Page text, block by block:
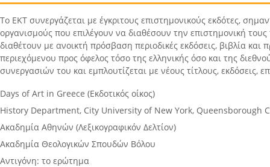
Το ΕΚΤ συνεργάζεται με έγκριτους επιστημονικούς εκδότες,
οργανισμούς που επιλέγουν να διαθέσουν την επιστημονική
διαθέτουν με ανοικτή πρόσβαση περιοδικές εκδόσεις, βιβλία
περιεχόμενου προς όφελος τόσο της ελληνικής όσο και της
συνεργασιών του και εμπλουτίζεται με νέους τίτλους, εκδόσεις,
Days of Art in Greece (Εκδοτικός οίκος)
History Department, City University of New York, Queensborough
Ακαδημία Αθηνών (Λεξικογραφικόν Δελτίον)
Ακαδημία Θεολογικών Σπουδών Βόλου
Αντιγόνη: το ερώτημα